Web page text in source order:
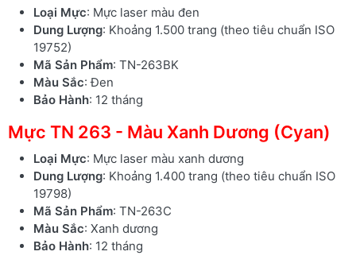
Loại Mực: Mực laser màu đen
Dung Lượng: Khoảng 1.500 trang (theo tiêu chuẩn ISO
19752)
Mã Sản Phẩm: TN-263BK
Màu Sắc: Đen
Bảo Hành: 12 tháng
Mực TN 263 - Màu Xanh Dương (Cyan)
Loại Mực: Mực laser màu xanh dương
Dung Lượng: Khoảng 1.400 trang (theo tiêu chuẩn ISO
19798)
Mã Sản Phẩm: TN-263C
Màu Sắc: Xanh dương
Bảo Hành: 12 tháng